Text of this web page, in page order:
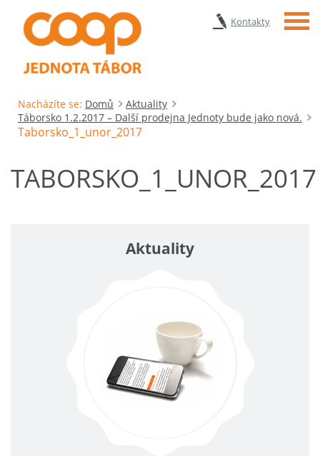
Kontakty Menu
Nacházíte se: Domů
Aktuality
Táborsko 1.2.2017 – Další prodejna Jednoty bude jako nová.
Taborsko_1_unor_2017
TABORSKO_1_UNOR_2017
Aktuality